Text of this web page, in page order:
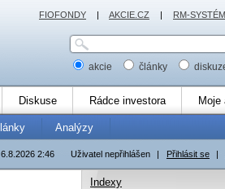
akcie články
Diskuse Rádce investora Moje
Analýzy
Uživatel nepřihlášen | Přihlásit se |
2:46
Indexy
FIOFONDY | AKCIE.CZ | RM-SYSTÉM